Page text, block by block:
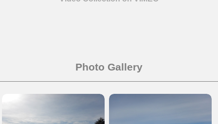
Photo Gallery